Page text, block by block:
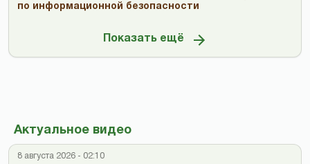
по информационной безопасности
Показать ещё
Актуальное видео
8 августа 2026 - 02:10